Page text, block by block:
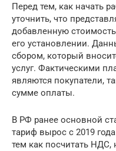
Перед тем, как начать
уточнить, что
добавленную
его установлении.
сбором, который
услуг. Фактическими
являются покупатели,
сумме оплаты.
В РФ ранее основной
тариф вырос с 2019
тем как посчитать НДС,